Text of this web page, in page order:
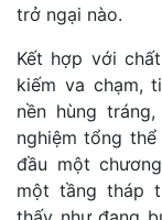
trở ngại nào.
Kết hợp với
kiếm va chạm,
nền hùng
nghiệm tổng
đầu một
một tầng tháp